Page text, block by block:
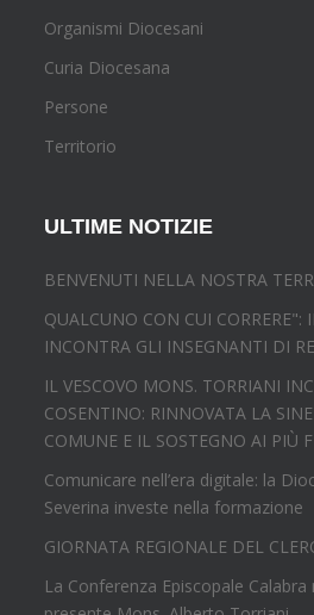
Organismi Diocesani
Curia Diocesana
Persone
Territorio
ULTIME NOTIZIE
BENVENUTI NELLA NOSTRA
QUALCUNO CON CUI CORRERE":
INCONTRA GLI INSEGNANTI DI
IL VESCOVO MONS. TORRIANI
COSENTINO: RINNOVATA LA
COMUNE E IL SOSTEGNO AI PIÙ
Comunicare nell’era digitale: la
Severina investe nella formazione
GIORNATA REGIONALE DEL
La Conferenza Episcopale